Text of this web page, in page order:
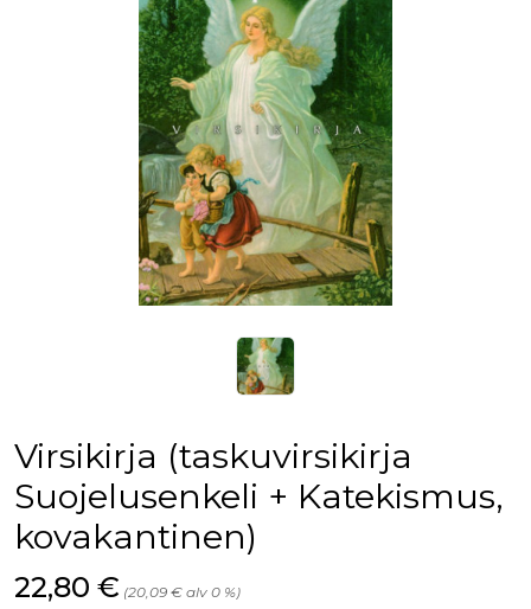
Virsikirja (taskuvirsikirja
Suojelusenkeli + Katekismus,
kovakantinen)
Hinta nyt
22,80 € (20,09 € alv 0 %)